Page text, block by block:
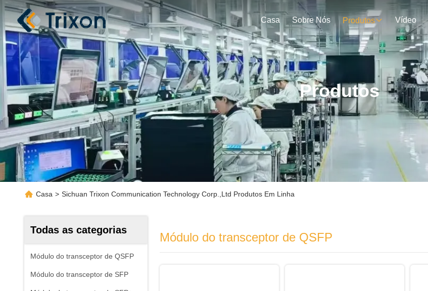
Casa Sobre Nós Produtos Vídeo
Produtos
Casa > Sichuan Trixon Communication Technology Corp.,Ltd Produtos Em Linha
Todas as categorias
Módulo do transceptor de QSFP
Módulo do transceptor de SFP
Módulo do transceptor de QSFP